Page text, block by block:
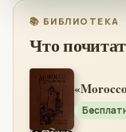
📚 БИБЛИОТЕКА
Что